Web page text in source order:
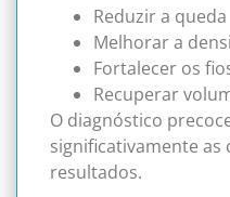
Reduzir a queda
Melhorar a
Fortalecer os
Recuperar
O diagnóstico
significativamente as
resultados.